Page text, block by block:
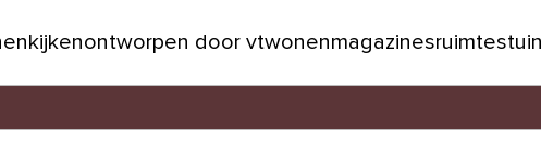
ontworpen door vtwonenmagazinesruimtes